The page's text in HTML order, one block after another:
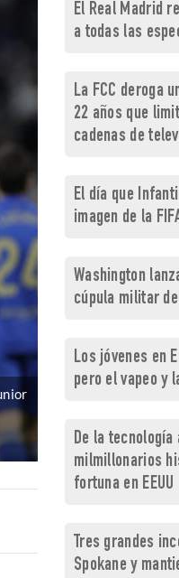
El Real Madrid
a todas las
La FCC deroga
22 años que
cadenas de
El día que
imagen de la
Washington
cúpula militar
Los jóvenes en
pero el vapeo y
De la
milmillonarios
fortuna en EEUU
Tres grandes
Spokane y